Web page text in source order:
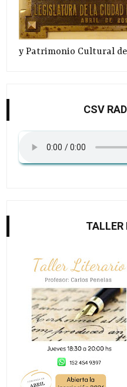
y Patrimonio Cultural
CSV
TALLER